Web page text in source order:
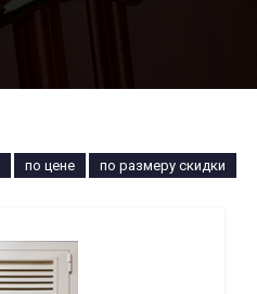
по цене по размеру скидки